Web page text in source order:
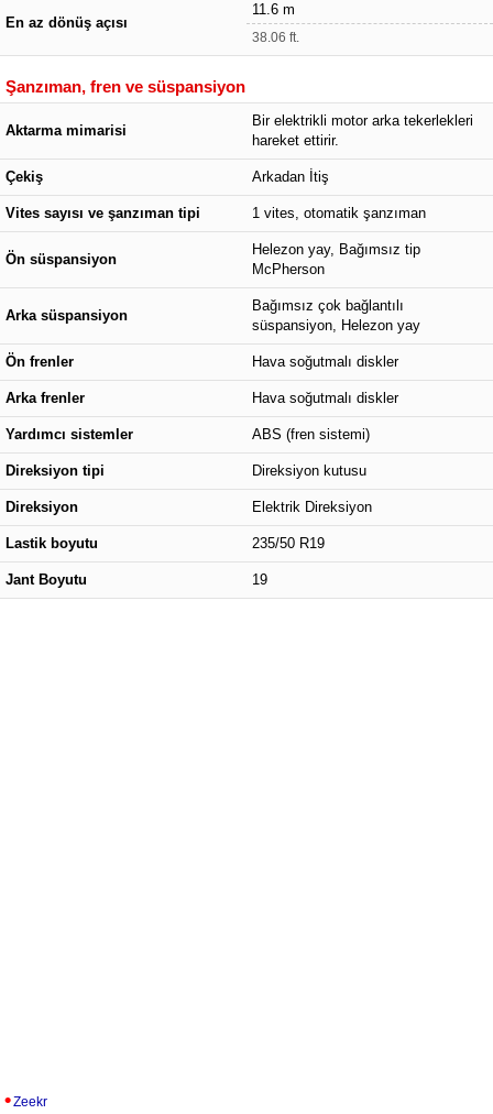
En az dönüş açısı
11.6 m
38.06 ft.
Şanzıman, fren ve süspansiyon
Aktarma mimarisi
Bir elektrikli motor arka tekerlekleri
hareket ettirir.
Çekiş Arkadan İtiş
Vites sayısı ve şanzıman tipi 1 vites, otomatik şanzıman
Ön süspansiyon
Helezon yay, Bağımsız tip
McPherson
Arka süspansiyon
Bağımsız çok bağlantılı
süspansiyon, Helezon yay
Ön frenler Hava soğutmalı diskler
Arka frenler Hava soğutmalı diskler
Yardımcı sistemler ABS (fren sistemi)
Direksiyon tipi Direksiyon kutusu
Direksiyon Elektrik Direksiyon
Lastik boyutu 235/50 R19
Jant Boyutu 19
Zeekr